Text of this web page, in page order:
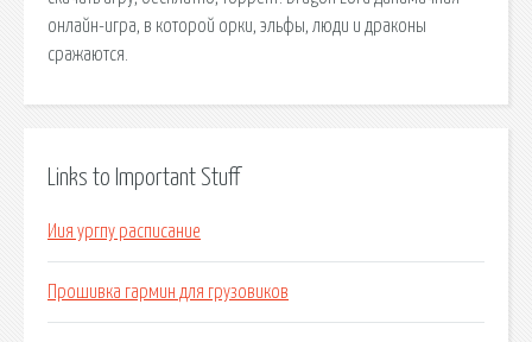
онлайн-игра, в которой орки, эльфы, люди и драконы
сражаются.
Links to Important Stuff
Иия ургпу расписание
Прошивка гармин для грузовиков